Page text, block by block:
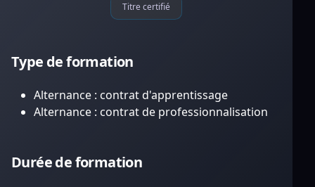
Titre certifié
Type de formation
Alternance : contrat d'apprentissage
Alternance : contrat de professionnalisation
Durée de formation